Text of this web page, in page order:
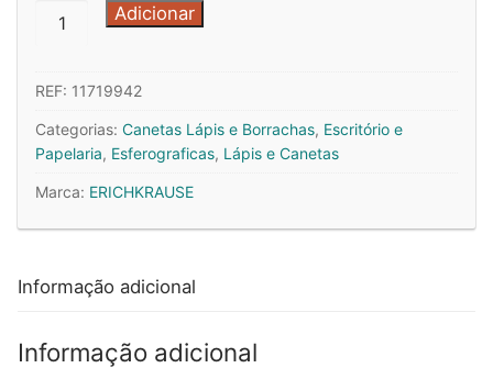
Quantidade
Azul
0,5mm
Gel
Robogel
12un
Adicionar
REF: 11719942
Categorias: Canetas Lápis e Borrachas, Escritório e
Papelaria, Esferograficas, Lápis e Canetas
Marca: ERICHKRAUSE
Informação adicional
Informação adicional